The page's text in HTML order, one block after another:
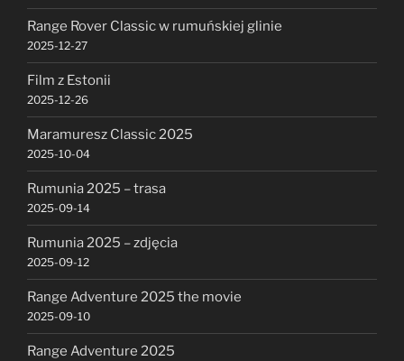
Range Rover Classic w rumuńskiej glinie
2025-12-27
Film z Estonii
2025-12-26
Maramuresz Classic 2025
2025-10-04
Rumunia 2025 – trasa
2025-09-14
Rumunia 2025 – zdjęcia
2025-09-12
Range Adventure 2025 the movie
2025-09-10
Range Adventure 2025